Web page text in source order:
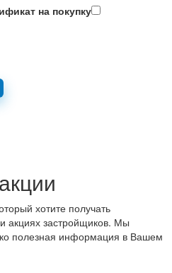
на покупку
хотите получать
акциях застройщиков. Мы
полезная информация в Вашем